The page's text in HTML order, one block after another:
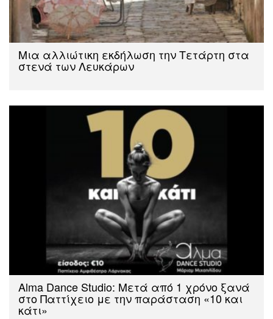
Μια αλλιώτικη εκδήλωση την Τετάρτη στα
στενά των Λευκάρων
Αlma Dance Studio: Μετά από 1 χρόνο ξανά
στο Παττίχειο με την παράσταση «10 και
κάτι»